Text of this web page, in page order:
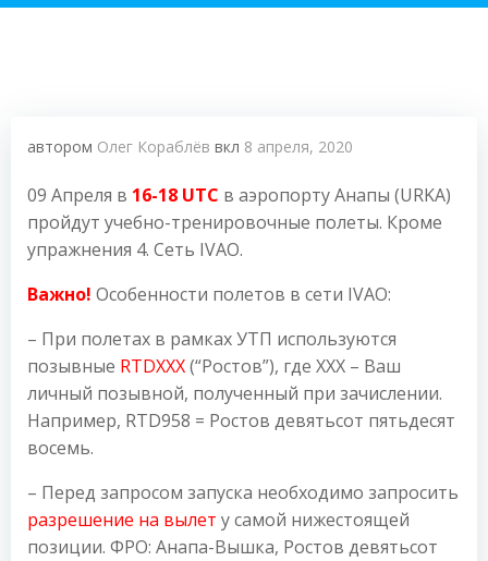
автором Олег Кораблёв вкл 8 апреля, 2020
09 Апреля в 16-18 UTC в аэропорту Анапы (URKA)
пройдут учебно-тренировочные полеты. Кроме
упражнения 4. Сеть IVAO.
Важно! Особенности полетов в сети IVAO:
– При полетах в рамках УТП используются
позывные RTDХХХ(“Ростов”), где ХХХ – Ваш
личный позывной, полученный при зачислении.
Например, RTD958 = Ростов девятьсот пятьдесят
восемь.
– Перед запросом запуска необходимо запросить
разрешение на вылет у самой нижестоящей
позиции. ФРО: Анапа-Вышка, Ростов девятьсот